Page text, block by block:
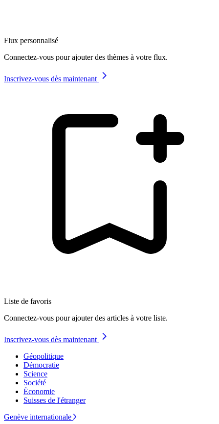
Flux personnalisé
Connectez-vous pour ajouter des thèmes à votre flux.
Inscrivez-vous dès maintenant
Liste de favoris
Connectez-vous pour ajouter des articles à votre liste.
Inscrivez-vous dès maintenant
Géopolitique
Démocratie
Science
Société
Économie
Suisses de l'étranger
Genève internationale